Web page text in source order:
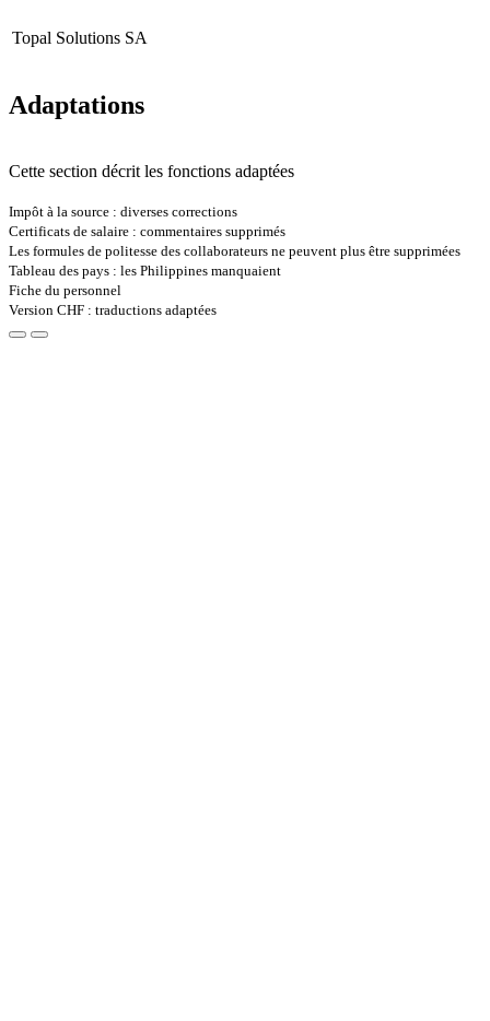
Topal Solutions SA
Adaptations
Cette section décrit les fonctions adaptées
Impôt à la source : diverses corrections
Certificats de salaire : commentaires supprimés
Les formules de politesse des collaborateurs ne peuvent plus être supprimées
Tableau des pays : les Philippines manquaient
Fiche du personnel
Version CHF : traductions adaptées